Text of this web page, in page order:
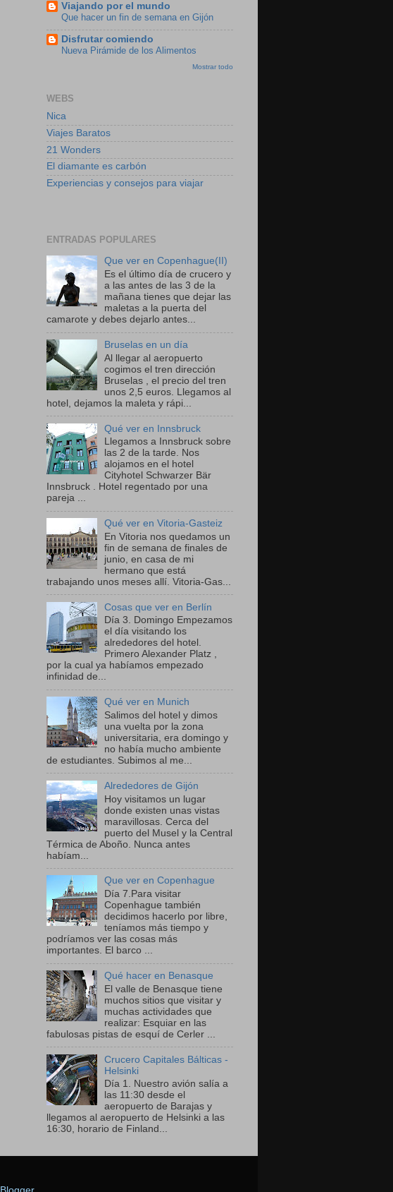
Viajando por el mundo
Que hacer un fin de semana en Gijón
Disfrutar comiendo
Nueva Pirámide de los Alimentos
Mostrar todo
WEBS
Nica
Viajes Baratos
21 Wonders
El diamante es carbón
Experiencias y consejos para viajar
ENTRADAS POPULARES
Que ver en Copenhague(II)
Es el último día de crucero y
a las antes de las 3 de la
mañana tienes que dejar las
maletas a la puerta del
camarote y debes dejarlo antes...
Bruselas en un día
Al llegar al aeropuerto
cogimos el tren dirección
Bruselas , el precio del tren
unos 2,5 euros. Llegamos al
hotel, dejamos la maleta y rápi...
Qué ver en Innsbruck
Llegamos a Innsbruck sobre
las 2 de la tarde. Nos
alojamos en el hotel
Cityhotel Schwarzer Bär
Innsbruck . Hotel regentado por una
pareja ...
Qué ver en Vitoria-Gasteiz
En Vitoria nos quedamos un
fin de semana de finales de
junio, en casa de mi
hermano que está
trabajando unos meses allí. Vitoria-Gas...
Cosas que ver en Berlín
Día 3. Domingo Empezamos
el día visitando los
alrededores del hotel.
Primero Alexander Platz ,
por la cual ya habíamos empezado
infinidad de...
Qué ver en Munich
Salimos del hotel y dimos
una vuelta por la zona
universitaria, era domingo y
no había mucho ambiente
de estudiantes. Subimos al me...
Alrededores de Gijón
Hoy visitamos un lugar
donde existen unas vistas
maravillosas. Cerca del
puerto del Musel y la Central
Térmica de Aboño. Nunca antes
habíam...
Que ver en Copenhague
Día 7.Para visitar
Copenhague también
decidimos hacerlo por libre,
teníamos más tiempo y
podríamos ver las cosas más
importantes. El barco ...
Qué hacer en Benasque
El valle de Benasque tiene
muchos sitios que visitar y
muchas actividades que
realizar: Esquiar en las
fabulosas pistas de esquí de Cerler ...
Crucero Capitales Bálticas -
Helsinki
Día 1. Nuestro avión salía a
las 11:30 desde el
aeropuerto de Barajas y
llegamos al aeropuerto de Helsinki a las
16:30, horario de Finland...